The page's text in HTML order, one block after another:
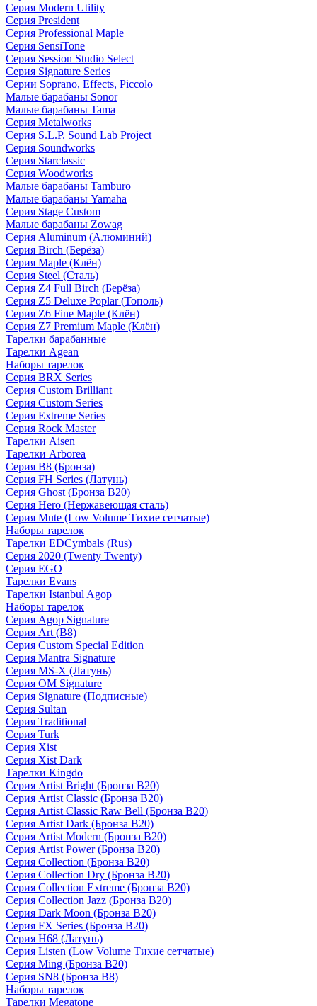
Серия Modern Utility
Серия President
Серия Professional Maple
Серия SensiTone
Серия Session Studio Select
Серия Signature Series
Серии Soprano, Effects, Piccolo
Малые барабаны Sonor
Малые барабаны Tama
Серия Metalworks
Серия S.L.P. Sound Lab Project
Серия Soundworks
Серия Starclassic
Серия Woodworks
Малые барабаны Tamburo
Малые барабаны Yamaha
Серия Stage Custom
Малые барабаны Zowag
Серия Aluminum (Алюминий)
Серия Birch (Берёза)
Серия Maple (Клён)
Серия Steel (Сталь)
Серия Z4 Full Birch (Берёза)
Серия Z5 Deluxe Poplar (Тополь)
Серия Z6 Fine Maple (Клён)
Серия Z7 Premium Maple (Клён)
Тарелки барабанные
Тарелки Agean
Наборы тарелок
Серия BRX Series
Серия Custom Brilliant
Серия Custom Series
Серия Extreme Series
Серия Rock Master
Тарелки Aisen
Тарелки Arborea
Серия B8 (Бронза)
Серия FH Series (Латунь)
Серия Ghost (Бронза B20)
Серия Hero (Нержавеющая сталь)
Серия Mute (Low Volume Тихие сетчатые)
Наборы тарелок
Тарелки EDCymbals (Rus)
Серия 2020 (Twenty Twenty)
Серия EGO
Тарелки Evans
Тарелки Istanbul Agop
Наборы тарелок
Серия Agop Signature
Серия Art (B8)
Серия Custom Special Edition
Серия Mantra Signature
Серия MS-X (Латунь)
Серия OM Signature
Серия Signature (Подписные)
Серия Sultan
Серия Traditional
Серия Turk
Серия Xist
Серия Xist Dark
Тарелки Kingdo
Серия Artist Bright (Бронза B20)
Серия Artist Classic (Бронза B20)
Серия Artist Classic Raw Bell (Бронза B20)
Серия Artist Dark (Бронза B20)
Серия Artist Modern (Бронза B20)
Серия Artist Power (Бронза B20)
Серия Collection (Бронза B20)
Серия Collection Dry (Бронза B20)
Серия Collection Extreme (Бронза B20)
Серия Collection Jazz (Бронза B20)
Серия Dark Moon (Бронза B20)
Серия FX Series (Бронза B20)
Серия H68 (Латунь)
Серия Listen (Low Volume Тихие сетчатые)
Серия Ming (Бронза B20)
Серия SN8 (Бронза B8)
Наборы тарелок
Тарелки Megatone